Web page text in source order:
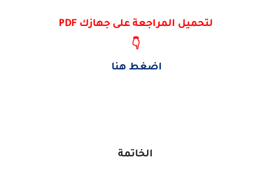
لتحميل المراجعة على جهازك PDF
👇
اضغط هنا
الخاتمة